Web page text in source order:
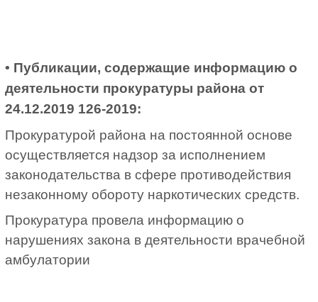
• Публикации, содержащие информацию о
деятельности прокуратуры района от
24.12.2019 126-2019:
Прокуратурой района на постоянной основе
осуществляется надзор за исполнением
законодательства в сфере противодействия
незаконному обороту наркотических средств.
Прокуратура провела информацию о
нарушениях закона в деятельности врачебной
амбулатории